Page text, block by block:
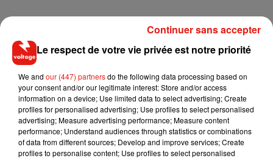
Musique
7 août 2026
RÜFÜS DU SOL annonce un nouvel
album après sa tournée mondiale
Le respect de votre vie privée est notre priorité
We and our (447) partnersdo the following data processing based on
your consent and/or our legitimate interest: Store and/or access
information on a device; Use limited data to select advertising; Create
profiles for personalised advertising; Use profiles to select personalised
advertising; Measure advertising performance; Measure content
performance; Understand audiences through statistics or combinations
of data from different sources; Develop and improve services; Create
profiles to personalise content; Use profiles to select personalised
Continuer sans accepter